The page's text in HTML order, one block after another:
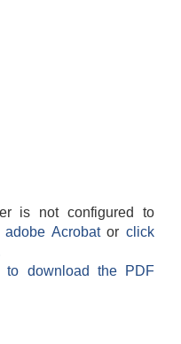
is not configured to
adobe Acrobatorclick
to download the PDF